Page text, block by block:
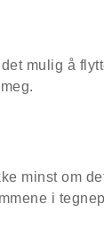
mulig å
minst om
i